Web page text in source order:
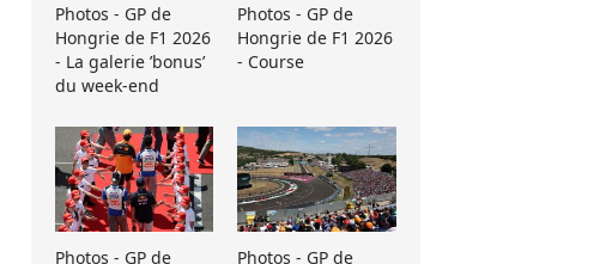
Photos - GP de
Hongrie de F1 2026
- La galerie ’bonus’
du week-end
Photos - GP de
Hongrie de F1 2026
- Course
Photos - GP de
Photos - GP de